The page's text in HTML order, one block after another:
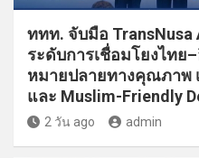
ททท. จับมือ TransNusa
ระดับการเชื่อมโยงไทย
หมายปลายทางคุณภาพ
และ Muslim-Friendly
2 วัน ago admin